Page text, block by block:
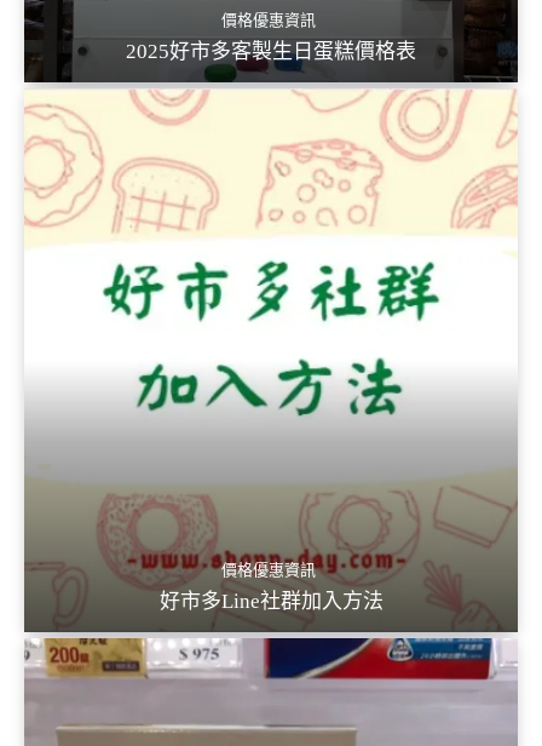
價格優惠資訊
2025好市多客製生日蛋糕價格表
價格優惠資訊
好市多Line社群加入方法